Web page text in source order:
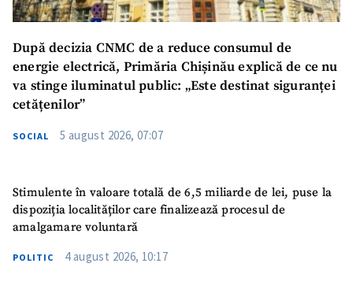
După decizia CNMC de a reduce consumul de
energie electrică, Primăria Chișinău explică de ce nu
va stinge iluminatul public: „Este destinat siguranței
cetățenilor”
SOCIAL 5 august 2026, 07:07
Stimulente în valoare totală de 6,5 miliarde de lei, puse la
dispoziția localităților care finalizează procesul de
amalgamare voluntară
POLITIC 4 august 2026, 10:17